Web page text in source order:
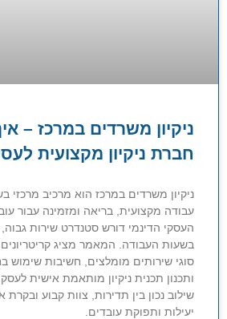
ניקיון משרדים במרכז –
חברת ניקיון מקצועית
ניקיון משרדים במרכז הוא מרכיב מרכזי
עבודה מקצועית, בריאה ומזמינה עבור
העסקי הדינמי דורש סטנדרט שירות גבוה,
בשעות העבודה. המאמר מציג קריטריונים
סוגי שירותים מומלצים, חשיבות שימוש
ותכנון תכנית ניקיון מותאמת אישית
שילוב נכון בין תדירות, צוות קבוע
יעילות ותפוקת עובדים.